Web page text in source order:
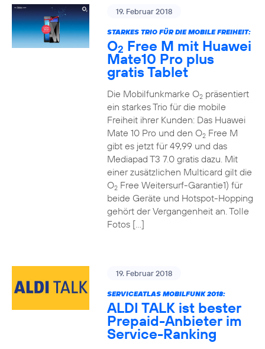
19. Februar 2018
STARKES TRIO FÜR DIE MOBILE FREIHEIT:
O2 Free M mit Huawei
Mate10 Pro plus
gratis Tablet
Die Mobilfunkmarke O2präsentiert
ein starkes Trio für die mobile
Freiheit ihrer Kunden: Das Huawei
Mate 10 Pro und den O2Free M
gibt es jetzt für 49,99 und das
Mediapad T3 7.0 gratis dazu. Mit
einer zusätzlichen Multicard gilt die
O2Free Weitersurf-Garantie1) für
beide Geräte und Hotspot-Hopping
gehört der Vergangenheit an. Tolle
Fotos […]
19. Februar 2018
SERVICEATLAS MOBILFUNK 2018:
ALDI TALK ist bester
Prepaid-Anbieter im
Service-Ranking